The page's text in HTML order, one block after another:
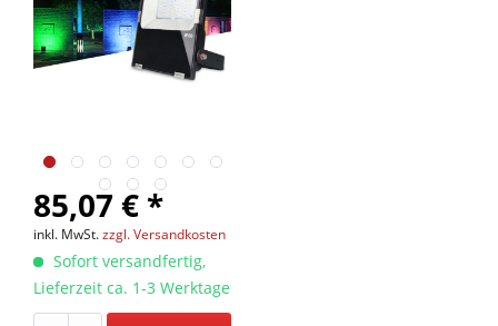
85,07 € *
inkl. MwSt.zzgl. Versandkosten
Sofort versandfertig,
Lieferzeit ca. 1-3 Werktage